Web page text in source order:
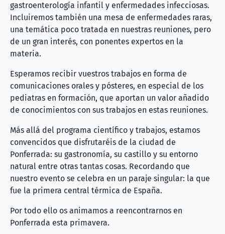
gastroenterología infantil y enfermedades infecciosas.
Incluiremos también una mesa de enfermedades raras,
una temática poco tratada en nuestras reuniones, pero
de un gran interés, con ponentes expertos en la
materia.
Esperamos recibir vuestros trabajos en forma de
comunicaciones orales y pósteres, en especial de los
pediatras en formación, que aportan un valor añadido
de conocimientos con sus trabajos en estas reuniones.
Más allá del programa científico y trabajos, estamos
convencidos que disfrutaréis de la ciudad de
Ponferrada: su gastronomía, su castillo y su entorno
natural entre otras tantas cosas. Recordando que
nuestro evento se celebra en un paraje singular: la que
fue la primera central térmica de España.
Por todo ello os animamos a reencontrarnos en
Ponferrada esta primavera.